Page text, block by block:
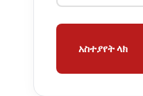
አስተያየት ላክ